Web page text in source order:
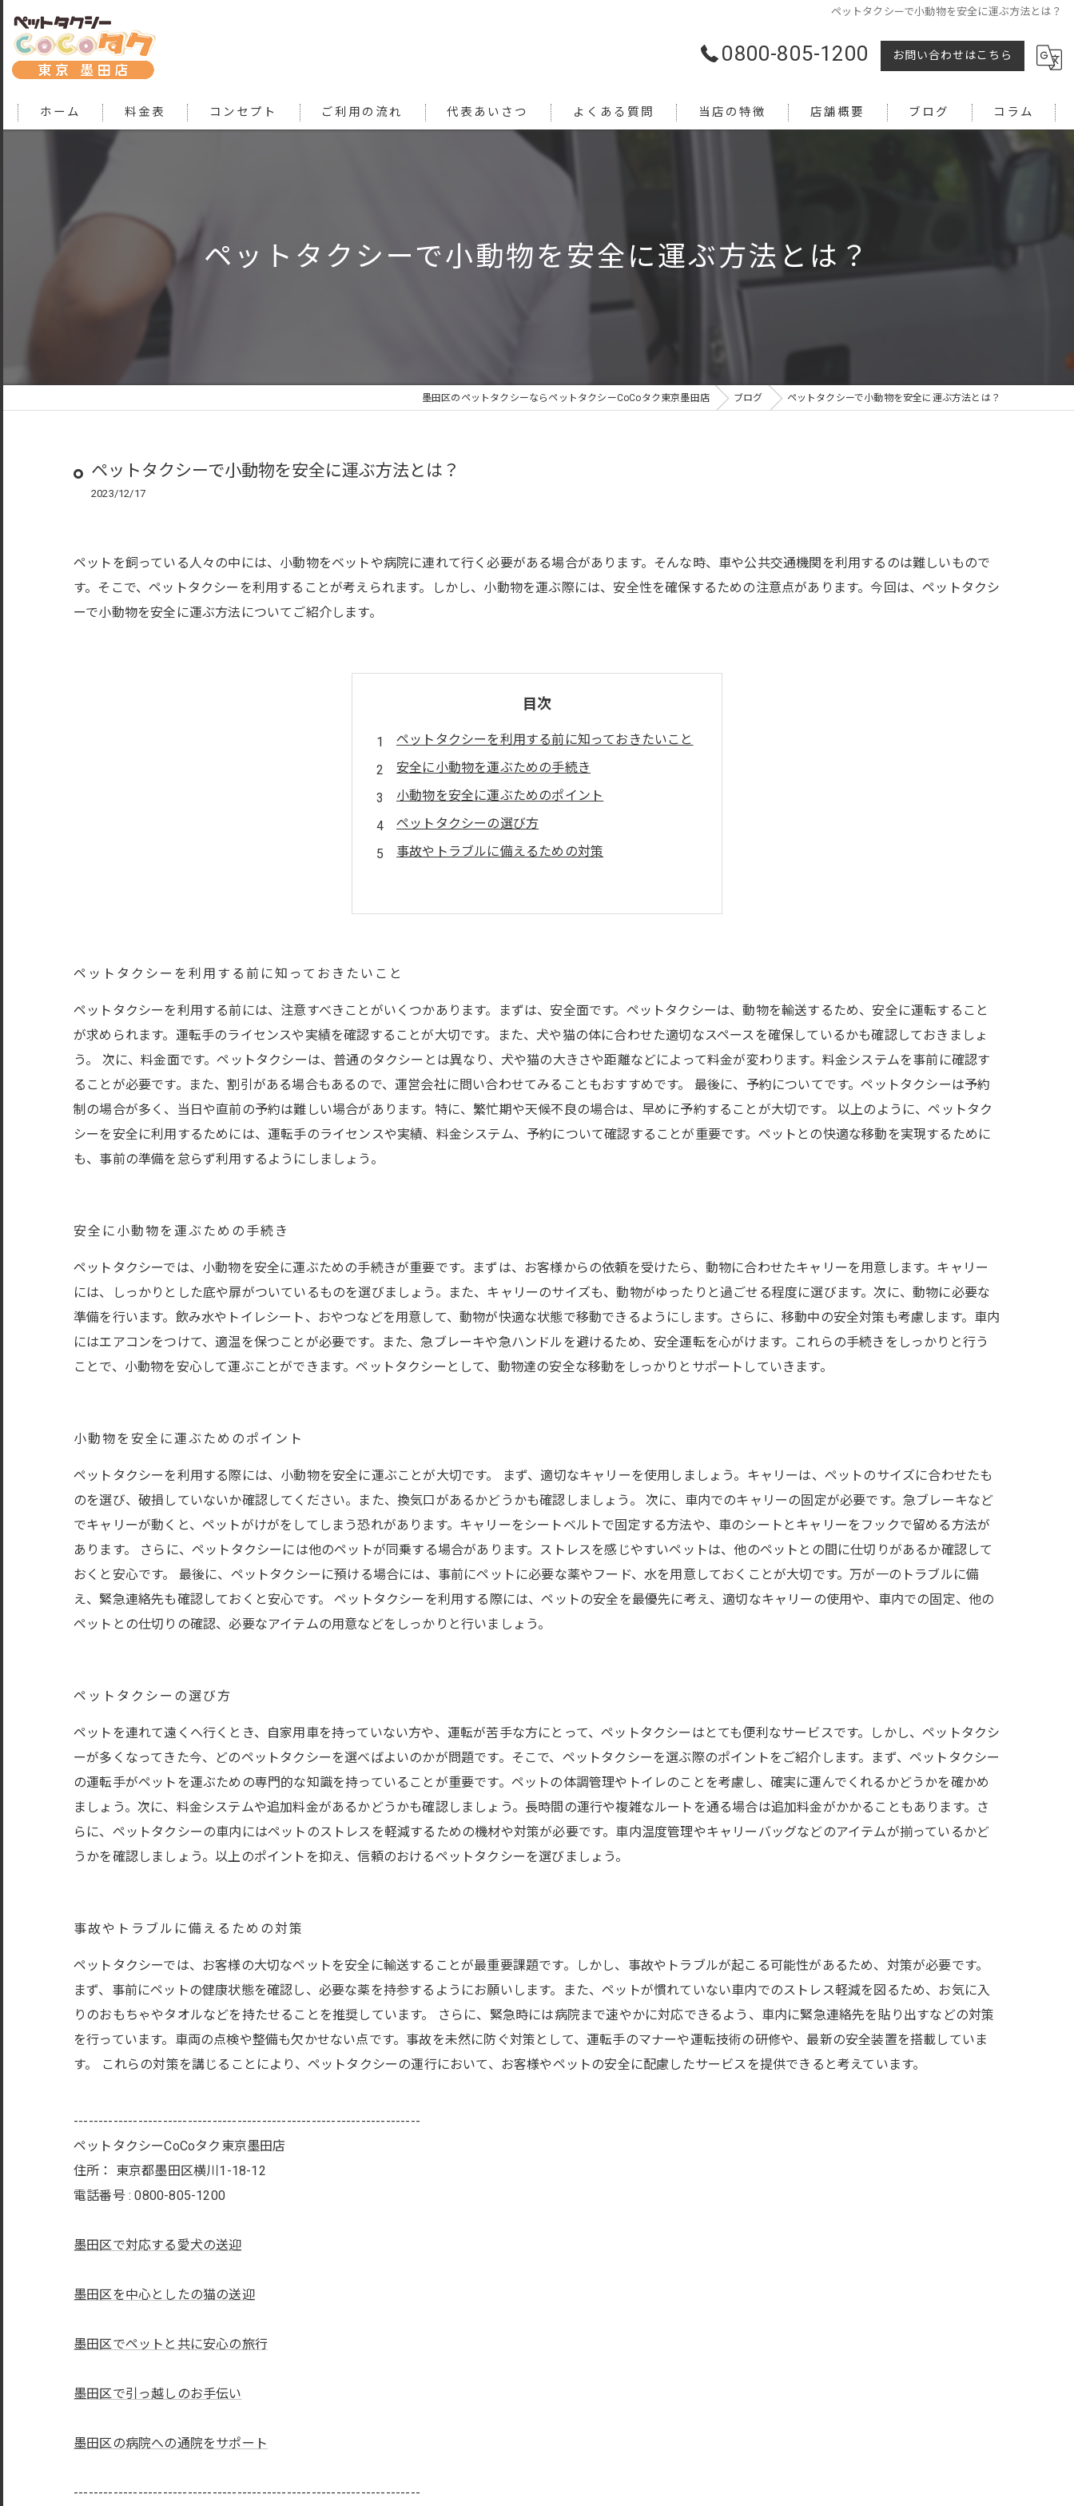
ペットタクシーで小動物を安全に運ぶ方法とは？
0800-805-1200 お問い合わせはこちら
ホーム 料金表 コンセプト ご利用の流れ 代表あいさつ よくある質問 当店の特徴 店舗概要 ブログ コラム
ペットタクシーで小動物を安全に運ぶ方法とは？
墨田区のペットタクシーならペットタクシーCoCoタク東京墨田店 ブログ ペットタクシーで小動物を安全に運ぶ方法とは？
ペットタクシーで小動物を安全に運ぶ方法とは？
2023/12/17
ペットを飼っている人々の中には、小動物をベットや病院に連れて行く必要がある場合があります。そんな時、車や公共交通機関を利用するのは難しいもので
す。そこで、ペットタクシーを利用することが考えられます。しかし、小動物を運ぶ際には、安全性を確保するための注意点があります。今回は、ペットタクシ
ーで小動物を安全に運ぶ方法についてご紹介します。
目次
ペットタクシーを利用する前に知っておきたいこと
安全に小動物を運ぶための手続き
小動物を安全に運ぶためのポイント
ペットタクシーの選び方
事故やトラブルに備えるための対策
ペットタクシーを利用する前に知っておきたいこと
ペットタクシーを利用する前には、注意すべきことがいくつかあります。まずは、安全面です。ペットタクシーは、動物を輸送するため、安全に運転すること
が求められます。運転手のライセンスや実績を確認することが大切です。また、犬や猫の体に合わせた適切なスペースを確保しているかも確認しておきましょ
う。 次に、料金面です。ペットタクシーは、普通のタクシーとは異なり、犬や猫の大きさや距離などによって料金が変わります。料金システムを事前に確認す
ることが必要です。また、割引がある場合もあるので、運営会社に問い合わせてみることもおすすめです。 最後に、予約についてです。ペットタクシーは予約
制の場合が多く、当日や直前の予約は難しい場合があります。特に、繁忙期や天候不良の場合は、早めに予約することが大切です。 以上のように、ペットタク
シーを安全に利用するためには、運転手のライセンスや実績、料金システム、予約について確認することが重要です。ペットとの快適な移動を実現するために
も、事前の準備を怠らず利用するようにしましょう。
安全に小動物を運ぶための手続き
ペットタクシーでは、小動物を安全に運ぶための手続きが重要です。まずは、お客様からの依頼を受けたら、動物に合わせたキャリーを用意します。キャリー
には、しっかりとした底や扉がついているものを選びましょう。また、キャリーのサイズも、動物がゆったりと過ごせる程度に選びます。次に、動物に必要な
準備を行います。飲み水やトイレシート、おやつなどを用意して、動物が快適な状態で移動できるようにします。さらに、移動中の安全対策も考慮します。車内
にはエアコンをつけて、適温を保つことが必要です。また、急ブレーキや急ハンドルを避けるため、安全運転を心がけます。これらの手続きをしっかりと行う
ことで、小動物を安心して運ぶことができます。ペットタクシーとして、動物達の安全な移動をしっかりとサポートしていきます。
小動物を安全に運ぶためのポイント
ペットタクシーを利用する際には、小動物を安全に運ぶことが大切です。 まず、適切なキャリーを使用しましょう。キャリーは、ペットのサイズに合わせたも
のを選び、破損していないか確認してください。また、換気口があるかどうかも確認しましょう。 次に、車内でのキャリーの固定が必要です。急ブレーキなど
でキャリーが動くと、ペットがけがをしてしまう恐れがあります。キャリーをシートベルトで固定する方法や、車のシートとキャリーをフックで留める方法が
あります。 さらに、ペットタクシーには他のペットが同乗する場合があります。ストレスを感じやすいペットは、他のペットとの間に仕切りがあるか確認して
おくと安心です。 最後に、ペットタクシーに預ける場合には、事前にペットに必要な薬やフード、水を用意しておくことが大切です。万が一のトラブルに備
え、緊急連絡先も確認しておくと安心です。 ペットタクシーを利用する際には、ペットの安全を最優先に考え、適切なキャリーの使用や、車内での固定、他の
ペットとの仕切りの確認、必要なアイテムの用意などをしっかりと行いましょう。
ペットタクシーの選び方
ペットを連れて遠くへ行くとき、自家用車を持っていない方や、運転が苦手な方にとって、ペットタクシーはとても便利なサービスです。しかし、ペットタクシ
ーが多くなってきた今、どのペットタクシーを選べばよいのかが問題です。そこで、ペットタクシーを選ぶ際のポイントをご紹介します。まず、ペットタクシー
の運転手がペットを運ぶための専門的な知識を持っていることが重要です。ペットの体調管理やトイレのことを考慮し、確実に運んでくれるかどうかを確かめ
ましょう。次に、料金システムや追加料金があるかどうかも確認しましょう。長時間の運行や複雑なルートを通る場合は追加料金がかかることもあります。さ
らに、ペットタクシーの車内にはペットのストレスを軽減するための機材や対策が必要です。車内温度管理やキャリーバッグなどのアイテムが揃っているかど
うかを確認しましょう。以上のポイントを抑え、信頼のおけるペットタクシーを選びましょう。
事故やトラブルに備えるための対策
ペットタクシーでは、お客様の大切なペットを安全に輸送することが最重要課題です。しかし、事故やトラブルが起こる可能性があるため、対策が必要です。
まず、事前にペットの健康状態を確認し、必要な薬を持参するようにお願いします。また、ペットが慣れていない車内でのストレス軽減を図るため、お気に入
りのおもちゃやタオルなどを持たせることを推奨しています。 さらに、緊急時には病院まで速やかに対応できるよう、車内に緊急連絡先を貼り出すなどの対策
を行っています。車両の点検や整備も欠かせない点です。事故を未然に防ぐ対策として、運転手のマナーや運転技術の研修や、最新の安全装置を搭載していま
す。 これらの対策を講じることにより、ペットタクシーの運行において、お客様やペットの安全に配慮したサービスを提供できると考えています。
----------------------------------------------------------------------
ペットタクシーCoCoタク東京墨田店
住所： 東京都墨田区横川1-18-12
電話番号 :0800-805-1200
墨田区で対応する愛犬の送迎
墨田区を中心としたの猫の送迎
墨田区でペットと共に安心の旅行
墨田区で引っ越しのお手伝い
墨田区の病院への通院をサポート
----------------------------------------------------------------------